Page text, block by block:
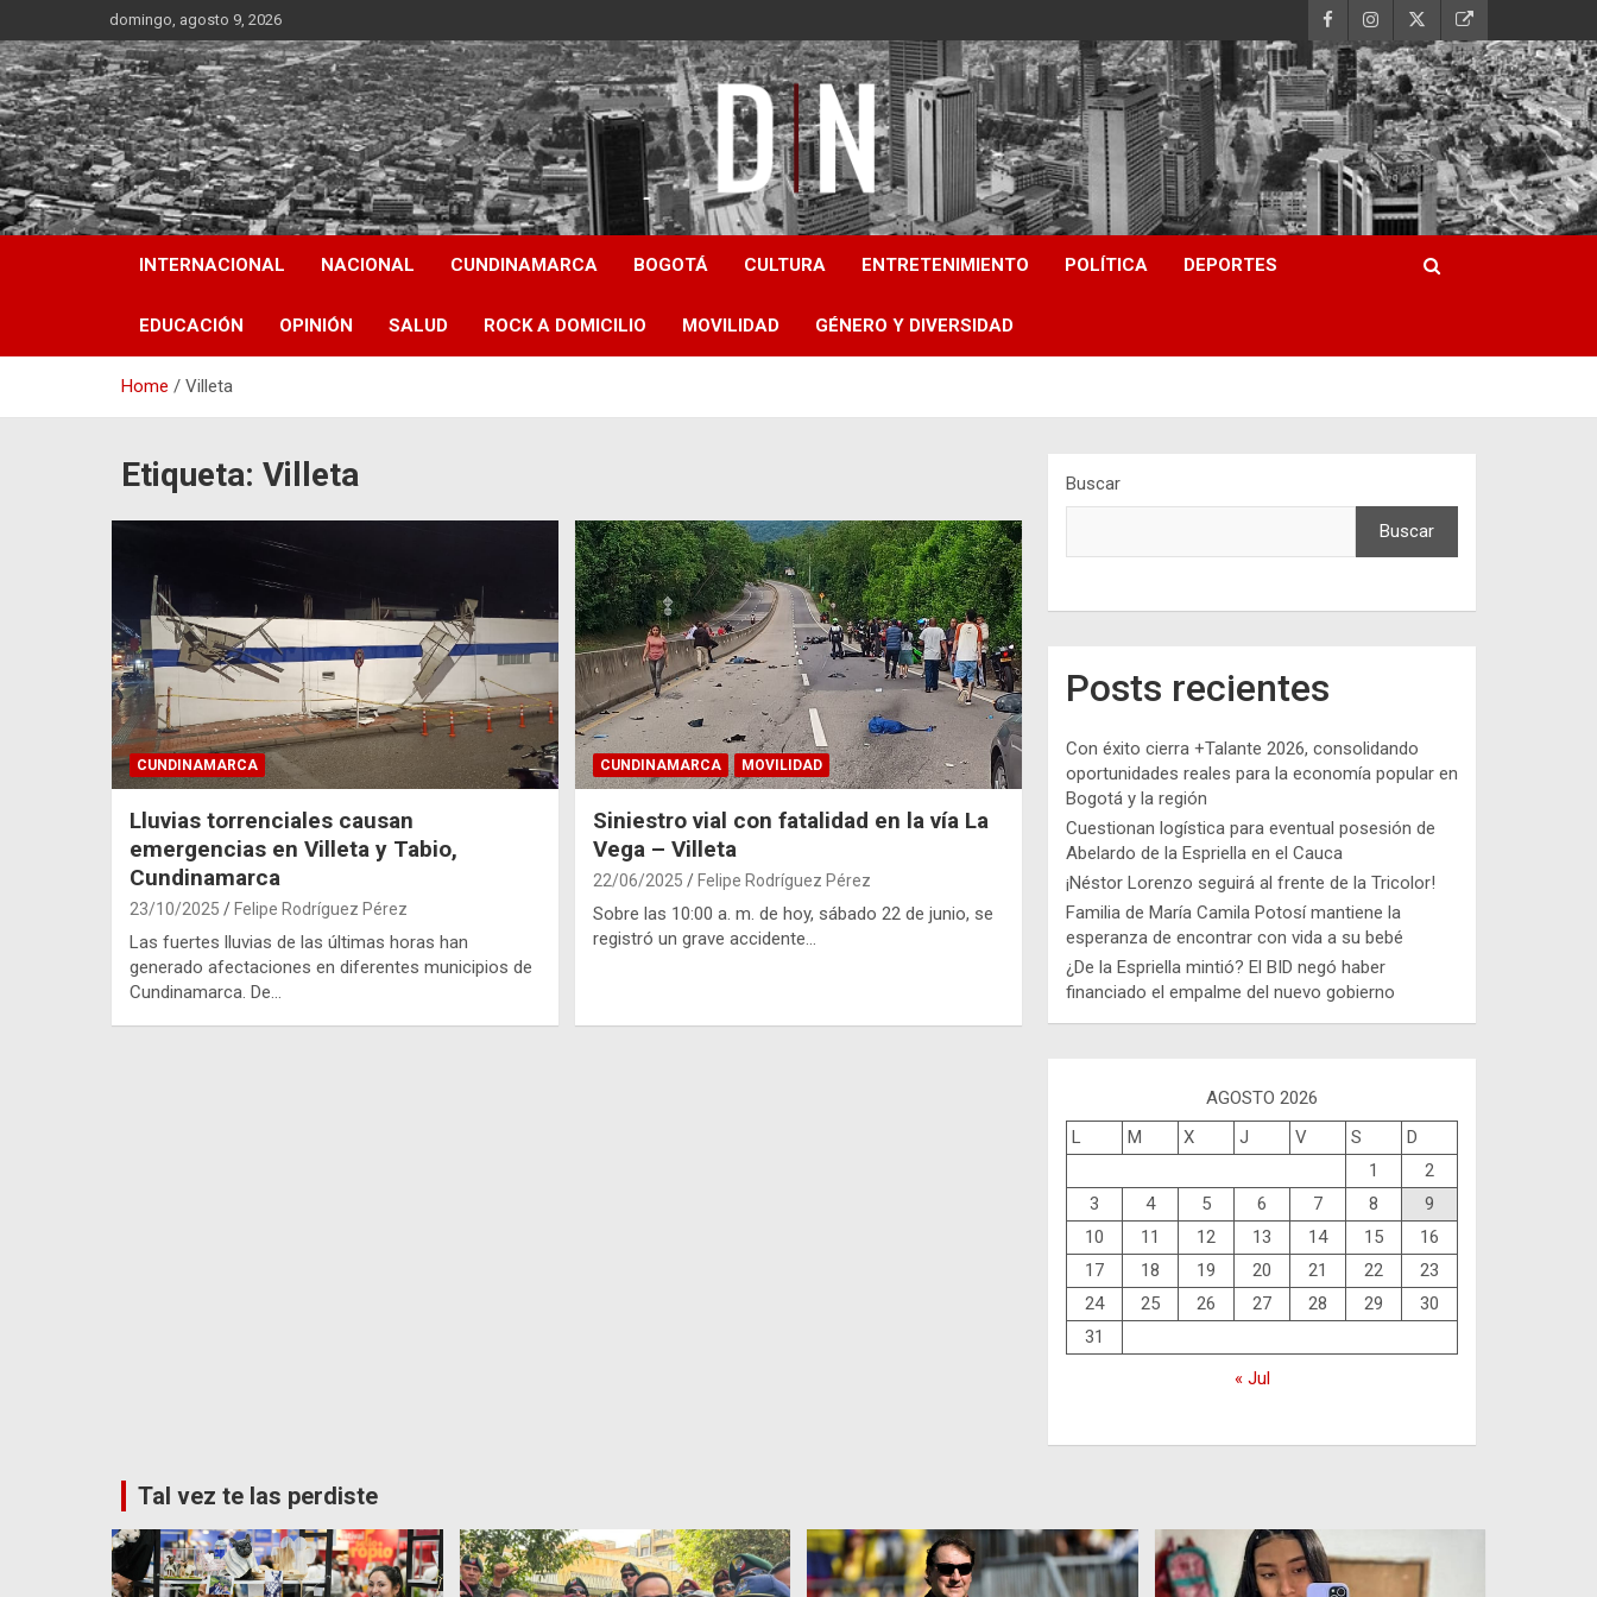
to
content
domingo, agosto 9, 2026
Diámetro Noticias
INTERNACIONAL NACIONAL CUNDINAMARCA BOGOTÁ CULTURA ENTRETENIMIENTO POLÍTICA DEPORTES
EDUCACIÓN OPINIÓN SALUD ROCK A DOMICILIO MOVILIDAD GÉNERO Y DIVERSIDAD
Home Villeta
Etiqueta: Villeta
CUNDINAMARCA
Lluvias torrenciales causan
emergencias en Villeta y Tabio,
Cundinamarca
23/10/2025 Felipe Rodríguez Pérez
Las fuertes lluvias de las últimas horas han
generado afectaciones en diferentes municipios de
Cundinamarca. De…
CUNDINAMARCA MOVILIDAD
Siniestro vial con fatalidad en la vía La
Vega – Villeta
22/06/2025 Felipe Rodríguez Pérez
Sobre las 10:00 a. m. de hoy, sábado 22 de junio, se
registró un grave accidente…
Buscar
Buscar
Posts recientes
Con éxito cierra +Talante 2026, consolidando
oportunidades reales para la economía popular en
Bogotá y la región
Cuestionan logística para eventual posesión de
Abelardo de la Espriella en el Cauca
¡Néstor Lorenzo seguirá al frente de la Tricolor!
Familia de María Camila Potosí mantiene la
esperanza de encontrar con vida a su bebé
¿De la Espriella mintió? El BID negó haber
financiado el empalme del nuevo gobierno
AGOSTO 2026
L
M X J V S
D
1
2
3
4 5 6 7 8
9
10
11 12 13 14 15
16
17
18 19 20 21 22
23
24
25 26 27 28 29
30
31
« Jul
Tal vez te las perdiste